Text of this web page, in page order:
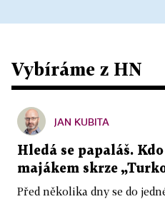
Vybíráme z HN
JAN KUBITA
Hledá se papaláš.
majákem skrze
Před několika dny se do